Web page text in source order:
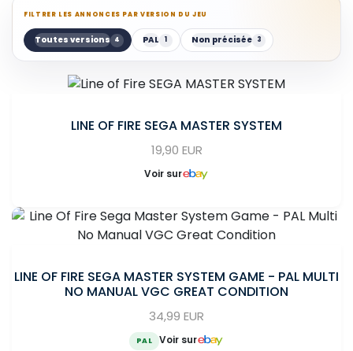
FILTRER LES ANNONCES PAR VERSION DU JEU
Toutes versions 4 PAL 1 Non précisée 3
LINE OF FIRE SEGA MASTER SYSTEM
19,90 EUR
Voir sur
LINE OF FIRE SEGA MASTER SYSTEM GAME - PAL MULTI
NO MANUAL VGC GREAT CONDITION
34,99 EUR
PAL Voir sur